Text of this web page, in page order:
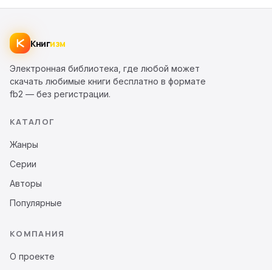
Книгизм
Электронная библиотека, где любой может
скачать любимые книги бесплатно в формате
fb2 — без регистрации.
КАТАЛОГ
Жанры
Серии
Авторы
Популярные
КОМПАНИЯ
О проекте